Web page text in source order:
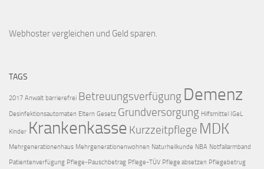
Webhoster vergleichen und Geld sparen.
TAGS
2017 Anwalt barrierefrei Betreuungsverfügung Demenz
Desinfektionsautomaten Eltern Gesetz Grundversorgung Hilfsmittel IGeL
Kinder Krankenkasse Kurzzeitpflege MDK
Mehrgenerationenhaus Mehrgenerationenwohnen Naturheilkunde NBA Notfallarmband
Patientenverfügung Pflege-Pauschbetrag Pflege-TÜV Pflege absetzen Pflegebetrug